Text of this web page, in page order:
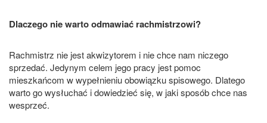
Dlaczego nie warto odmawiać rachmistrzowi?
Rachmistrz nie jest akwizytorem i nie chce nam niczego
sprzedać. Jedynym celem jego pracy jest pomoc
mieszkańcom w wypełnieniu obowiązku spisowego. Dlatego
warto go wysłuchać i dowiedzieć się, w jaki sposób chce nas
wesprzeć.